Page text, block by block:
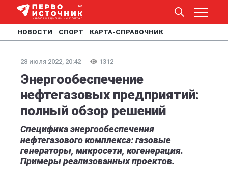
НОВОСТИ СПОРТ КАРТА-СПРАВОЧНИК
28 июля 2022, 20:42 1312
Энергообеспечение
нефтегазовых предприятий:
полный обзор решений
Специфика энергообеспечения
нефтегазового комплекса: газовые
генераторы, микросети, когенерация.
Примеры реализованных проектов.